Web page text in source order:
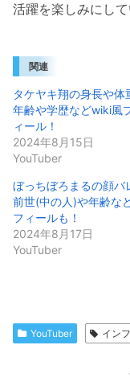
活躍を楽しみにして
関連
タケヤキ翔の身長や体
年齢や学歴などwiki風
ィール！
2024年8月15日
YouTuber
ぼっちぼろまるの顔バ
前世(中の人)や年齢な
フィールも！
2024年8月17日
YouTuber
YouTuber イン